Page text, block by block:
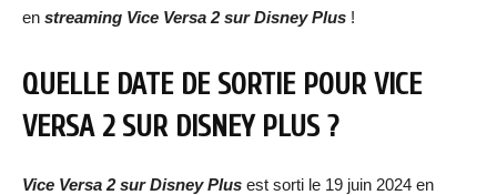
en streaming Vice Versa 2 sur Disney Plus !
QUELLE DATE DE SORTIE POUR VICE
VERSA 2 SUR DISNEY PLUS ?
Vice Versa 2 sur Disney Plus est sorti le 19 juin 2024 en